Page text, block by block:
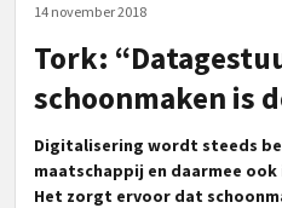
14 november 2018
Tork:
schoonmaken is
Digitalisering wordt steeds
maatschappij en daarmee
Het zorgt ervoor dat